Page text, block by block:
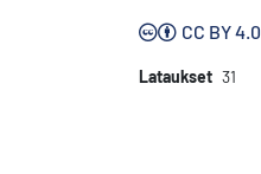
CC BY 4.0
Lataukset 31